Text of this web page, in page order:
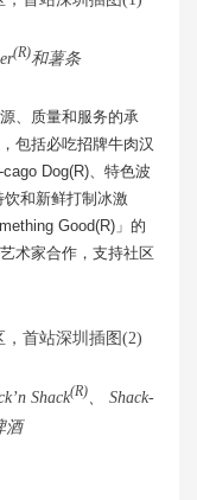
(R)和薯条
、质量和服务的承
包括必吃招牌牛肉汉
Dog(R)、特色波
和新鲜打制冰激
Good(R)」的
术家合作，支持社区
Shack(R)、 Shack-
酒